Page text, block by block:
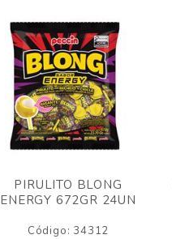
PIRULITO BLONG
ENERGY 672GR 24UN
Código: 34312